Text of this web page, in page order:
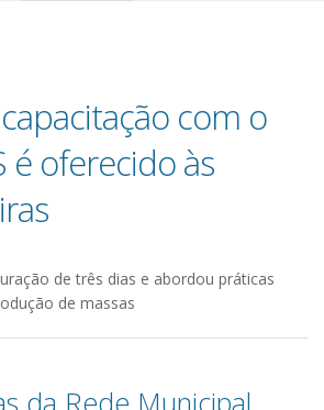
com o
é oferecido às
de três dias e abordou práticas
de massas
da Rede Municipal